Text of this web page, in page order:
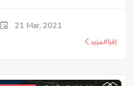
21 Mar, 2021
إقرأ المزيد